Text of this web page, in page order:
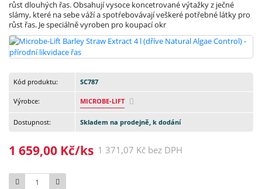
růst dlouhých řas. Obsahují vysoce koncetrované výtažky z ječné
slámy, které na sebe váží a spotŕebovávají veškeré potřebné látky pro
růst řas. Je speciálně vyroben pro koupací okr
Kód produktu: SC787
Výrobce: MICROBE-LIFT
Dostupnost: Skladem na prodejně, k dodání
1 659,00 Kč/ks 1 371,07 Kč bez DPH
Počet